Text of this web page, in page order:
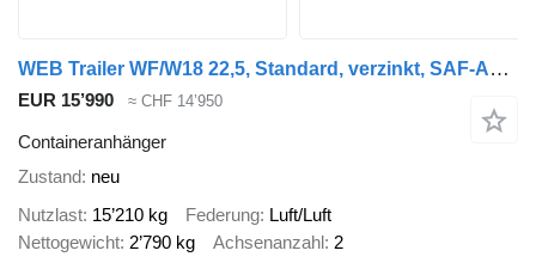
WEB Trailer WF/W18 22,5, Standard, verzinkt, SAF-Achsen
EUR 15’990 ≈ CHF 14’950
Containeranhänger
Zustand neu
Nutzlast 15’210 kg Federung Luft/Luft
Nettogewicht 2’790 kg Achsenanzahl 2